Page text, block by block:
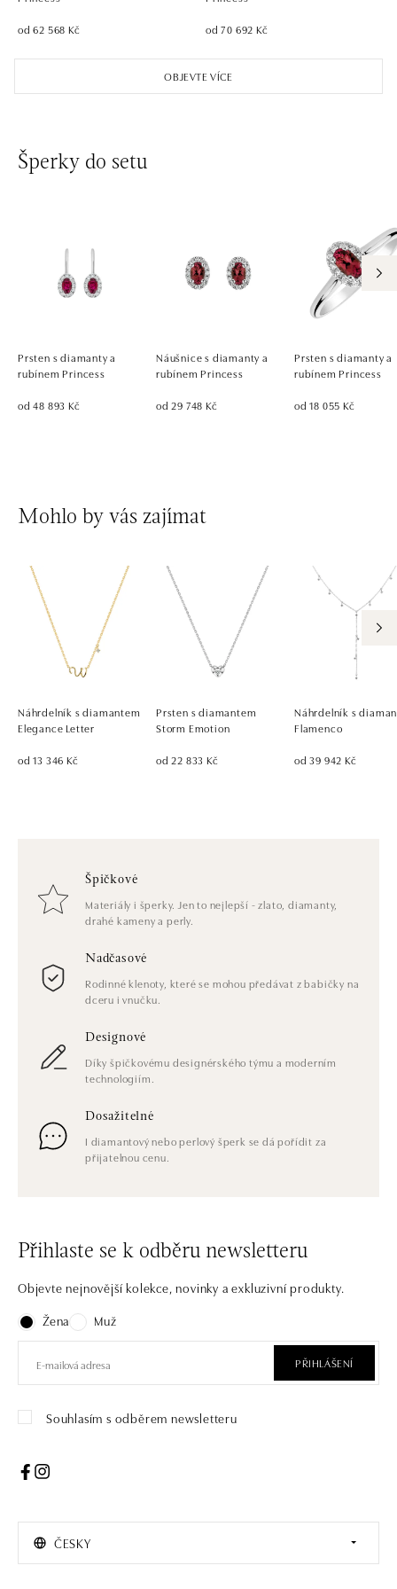
OBJEVTE VÍCE
od 62 568 Kč od 70 692 Kč
Šperky do setu
Prsten s diamanty a
rubínem Princess
od 48 893 Kč
Náušnice s diamanty a
rubínem Princess
od 29 748 Kč
Prsten s diamanty a
rubínem Princess
od 18 055 Kč
Mohlo by vás zajímat
Náhrdelník s diamantem
Elegance Letter
od 13 346 Kč
Prsten s diamantem
Storm Emotion
od 22 833 Kč
Náhrdelník s
Flamenco
od 39 942 Kč
Špičkové
Materiály i šperky. Jen to nejlepší - zlato, diamanty,
drahé kameny a perly.
Nadčasové
Rodinné klenoty, které se mohou předávat z babičky na
dceru i vnučku.
Designové
Díky špičkovému designérského týmu a moderním
technologiím.
Dosažitelné
I diamantový nebo perlový šperk se dá pořídit za
přijatelnou cenu.
Přihlaste se k odběru newsletteru
Objevte nejnovější kolekce, novinky a exkluzivní produkty.
Žena
Muž
PŘIHLÁŠENÍ
Souhlasím s odběrem newsletteru
ČESKY